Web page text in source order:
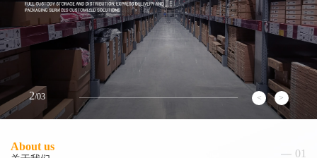
2/03
About us
01